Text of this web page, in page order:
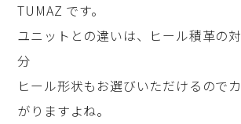
TUMAZ です。
ユニットとの違いは、ヒール積革の
分
ヒール形状もお選びいただけるので
がりますよね。